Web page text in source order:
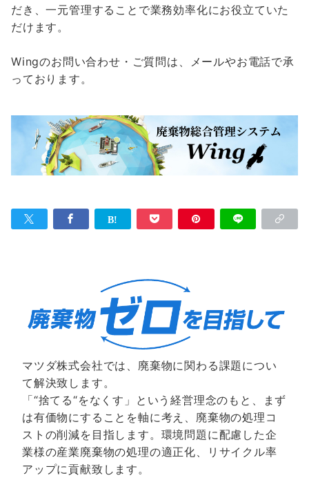
だき、一元管理することで業務効率化にお役立ていた
だけます。
Wingのお問い合わせ・ご質問は、メールやお電話で承
っております。
マツダ株式会社では、廃棄物に関わる課題につい
て解決致します。
「“捨てる“をなくす」という経営理念のもと、まず
は有価物にすることを軸に考え、廃棄物の処理コ
ストの削減を目指します。環境問題に配慮した企
業様の産業廃棄物の処理の適正化、リサイクル率
アップに貢献致します。